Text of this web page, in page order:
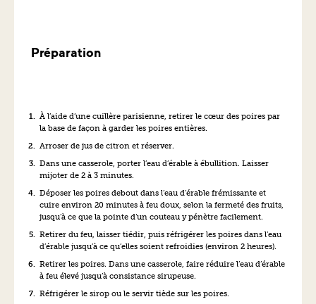
Préparation
À l’aide d’une cuillère parisienne, retirer le cœur des poires par
la base de façon à garder les poires entières.
Arroser de jus de citron et réserver.
Dans une casserole, porter l’eau d’érable à ébullition. Laisser
mijoter de 2 à 3 minutes.
Déposer les poires debout dans l’eau d’érable frémissante et
cuire environ 20 minutes à feu doux, selon la fermeté des fruits,
jusqu’à ce que la pointe d’un couteau y pénètre facilement.
Retirer du feu, laisser tiédir, puis réfrigérer les poires dans l’eau
d’érable jusqu’à ce qu’elles soient refroidies (environ 2 heures).
Retirer les poires. Dans une casserole, faire réduire l’eau d’érable
à feu élevé jusqu’à consistance sirupeuse.
Réfrigérer le sirop ou le servir tiède sur les poires.